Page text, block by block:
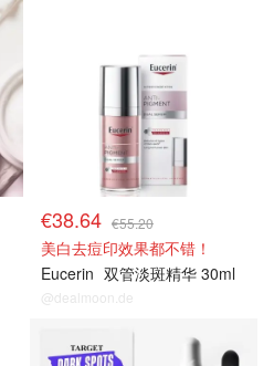
€38.64 €55.20
美白去痘印效果都不错！
Eucerin 双管淡斑精华 30ml
@dealmoon.de